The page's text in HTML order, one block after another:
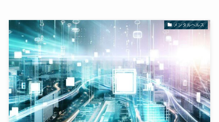
メンタルヘルス